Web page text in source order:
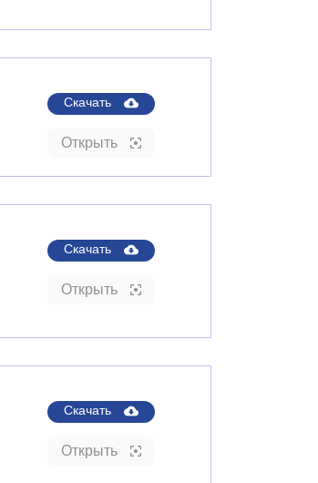
Скачать
Открыть
Скачать
Открыть
Скачать
Открыть